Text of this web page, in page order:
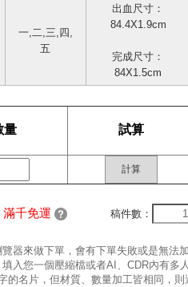
一,二,三,四,
五
出血尺寸：
84.4X1.9cm
完成尺寸：
84X1.5cm
量 試算
計算
滿千免運 稿件數：
器來做下單，會有下單失敗或是無法
入您一個壓縮檔或者AI、CDR內有多
的名片，但材質、數量加工皆相同，